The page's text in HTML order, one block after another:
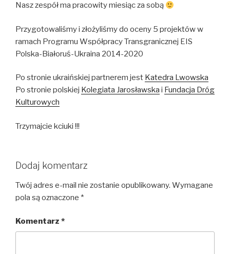
Nasz zespół ma pracowity miesiąc za sobą
Przygotowaliśmy i złożyliśmy do oceny 5 projektów w
ramach Programu Współpracy Transgranicznej EIS
Polska-Białoruś-Ukraina 2014-2020
Po stronie ukraińskiej partnerem jest Katedra Lwowska
Po stronie polskiej Kolegiata Jarosławska i Fundacja Dróg
Kulturowych
Trzymajcie kciuki !!!
Dodaj komentarz
Twój adres e-mail nie zostanie opublikowany. Wymagane
pola są oznaczone *
Komentarz *